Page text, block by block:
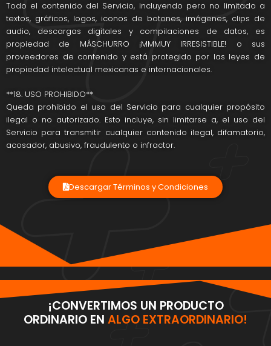
Todo el contenido del Servicio, incluyendo pero no limitado a
textos, gráficos, logos, iconos de botones, imágenes, clips de
audio, descargas digitales y compilaciones de datos, es
propiedad de MÁSCHURRO ¡MMMUY IRRESISTIBLE! o sus
proveedores de contenido y está protegido por las leyes de
propiedad intelectual mexicanas e internacionales.
**18. USO PROHIBIDO**
Queda prohibido el uso del Servicio para cualquier propósito
ilegal o no autorizado. Esto incluye, sin limitarse a, el uso del
Servicio para transmitir cualquier contenido ilegal, difamatorio,
acosador, abusivo, fraudulento o infractor.
Descargar Términos y Condiciones
¡CONVERTIMOS UN PRODUCTO
ORDINARIO EN ALGO EXTRAORDINARIO!